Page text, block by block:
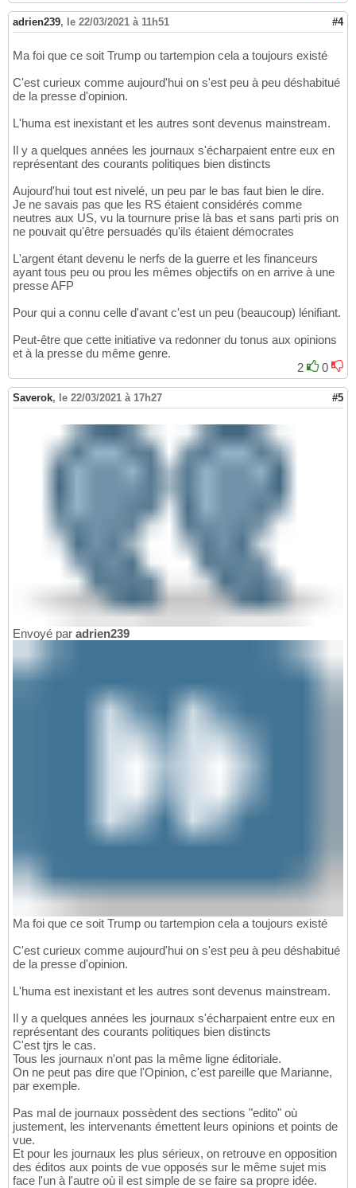
adrien239, le 22/03/2021 à 11h51 #4
Ma foi que ce soit Trump ou tartempion cela a toujours existé
C'est curieux comme aujourd'hui on s'est peu à peu déshabitué
de la presse d'opinion.
L'huma est inexistant et les autres sont devenus mainstream.
Il y a quelques années les journaux s'écharpaient entre eux en
représentant des courants politiques bien distincts
Aujourd'hui tout est nivelé, un peu par le bas faut bien le dire.
Je ne savais pas que les RS étaient considérés comme
neutres aux US, vu la tournure prise là bas et sans parti pris on
ne pouvait qu'être persuadés qu'ils étaient démocrates
L'argent étant devenu le nerfs de la guerre et les financeurs
ayant tous peu ou prou les mêmes objectifs on en arrive à une
presse AFP
Pour qui a connu celle d'avant c'est un peu (beaucoup) lénifiant.
Peut-être que cette initiative va redonner du tonus aux opinions
et à la presse du même genre.
2
0
Saverok, le 22/03/2021 à 17h27 #5
Envoyé par adrien239
Ma foi que ce soit Trump ou tartempion cela a toujours existé
C'est curieux comme aujourd'hui on s'est peu à peu déshabitué
de la presse d'opinion.
L'huma est inexistant et les autres sont devenus mainstream.
Il y a quelques années les journaux s'écharpaient entre eux en
représentant des courants politiques bien distincts
C'est tjrs le cas.
Tous les journaux n'ont pas la même ligne éditoriale.
On ne peut pas dire que l'Opinion, c'est pareille que Marianne,
par exemple.
Pas mal de journaux possèdent des sections "edito" où
justement, les intervenants émettent leurs opinions et points de
vue.
Et pour les journaux les plus sérieux, on retrouve en opposition
des éditos aux points de vue opposés sur le même sujet mis
face l'un à l'autre où il est simple de se faire sa propre idée.